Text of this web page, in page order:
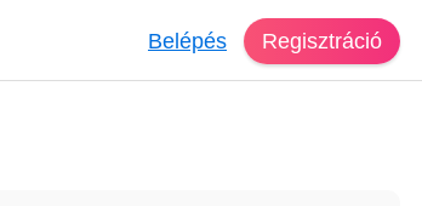
Belépés Regisztráció